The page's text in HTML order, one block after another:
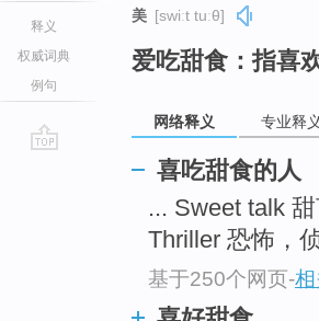
释义
权威词典
例句
美 [swiːt tuːθ]
爱吃甜食：指喜
网络释义 专业释义
喜吃甜食的人
... Sweet talk
Thriller 恐怖，
基于250个网页-